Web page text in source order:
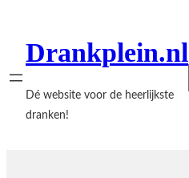
inhoud
Drankplein.nl
Dé website voor de heerlijkste
dranken!